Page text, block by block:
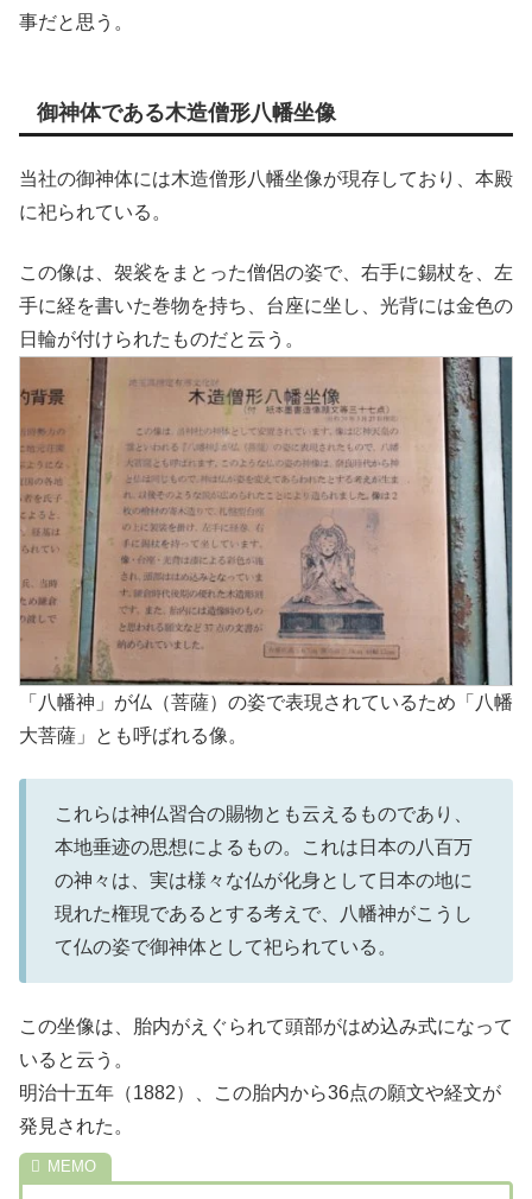
事だと思う。
御神体である木造僧形八幡坐像
当社の御神体には木造僧形八幡坐像が現存しており、本殿
に祀られている。
この像は、袈裟をまとった僧侶の姿で、右手に錫杖を、左
手に経を書いた巻物を持ち、台座に坐し、光背には金色の
日輪が付けられたものだと云う。
「八幡神」が仏（菩薩）の姿で表現されているため「八幡
大菩薩」とも呼ばれる像。
これらは神仏習合の賜物とも云えるものであり、
本地垂迹の思想によるもの。これは日本の八百万
の神々は、実は様々な仏が化身として日本の地に
現れた権現であるとする考えで、八幡神がこうし
て仏の姿で御神体として祀られている。
この坐像は、胎内がえぐられて頭部がはめ込み式になって
いると云う。
明治十五年（1882）、この胎内から36点の願文や経文が
発見された。